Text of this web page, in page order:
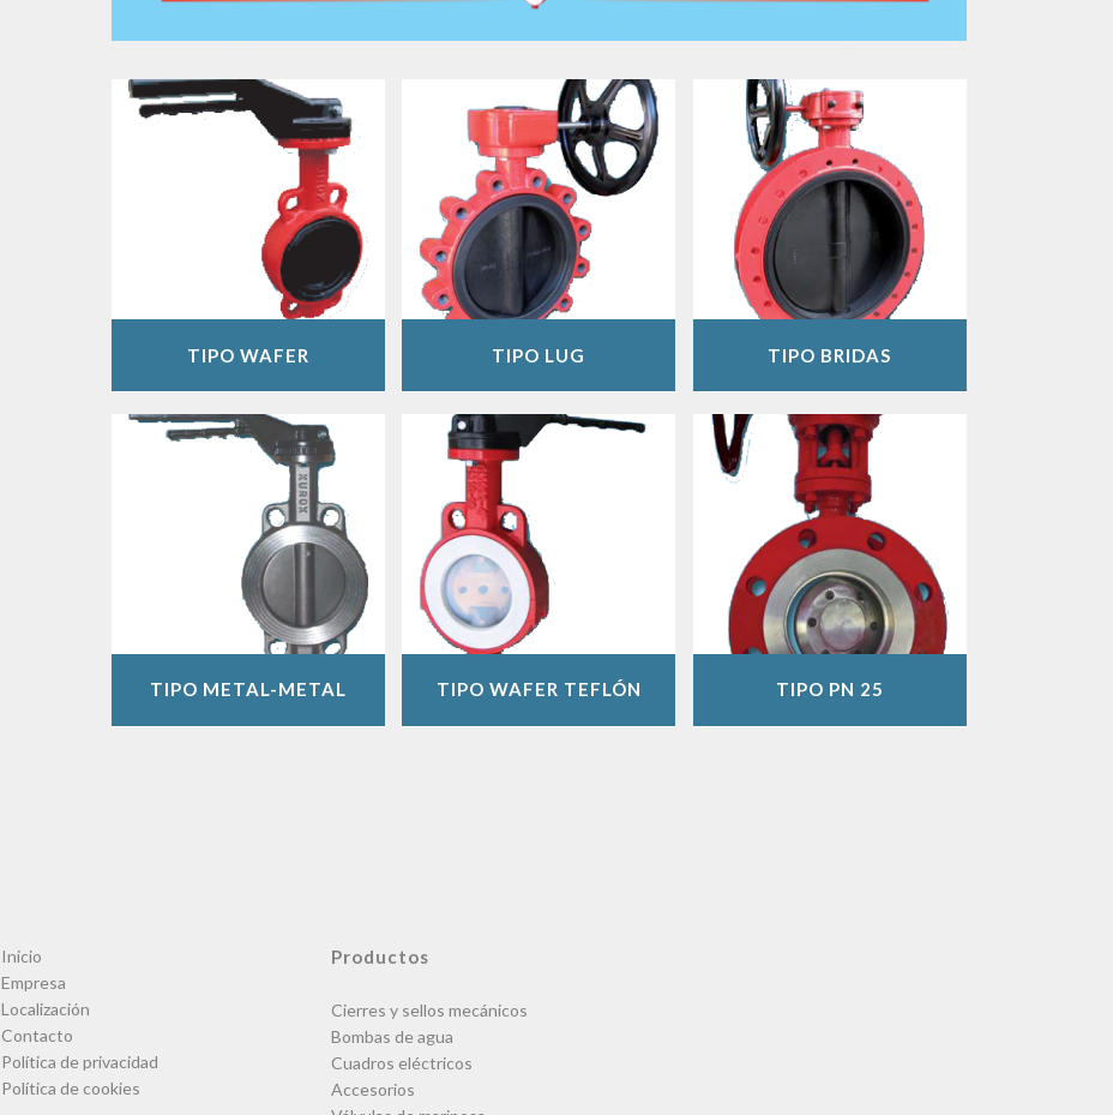
TIPO WAFER TIPO LUG TIPO BRIDAS
TIPO METAL-METAL TIPO WAFER TEFLÓN TIPO PN 25
Inicio
Empresa
Localización
Contacto
Política de privacidad
Política de cookies
Productos
Cierres y sellos mecánicos
Bombas de agua
Cuadros eléctricos
Accesorios